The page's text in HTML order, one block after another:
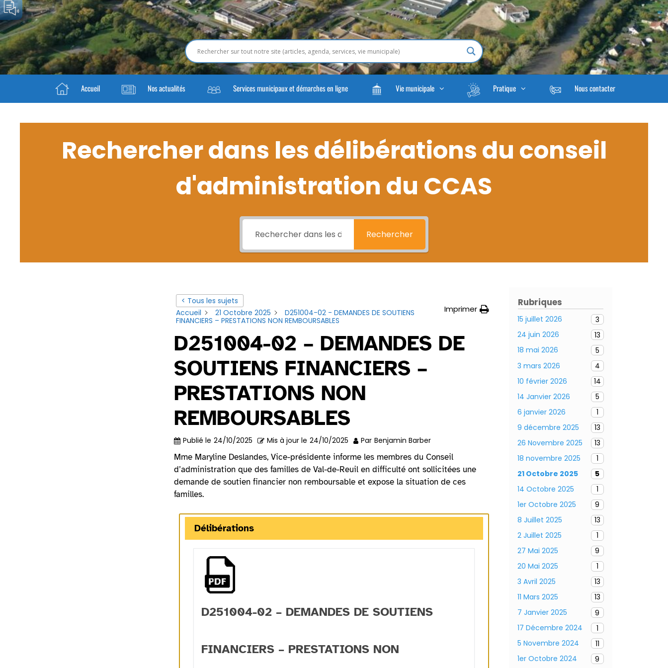
Accueil Nos actualités Services municipaux et démarches en ligne Vie municipale Pratique Nous contacter
Rechercher dans les délibérations du conseil
d'administration du CCAS
Rechercher
< Tous les sujets
Accueil
21 Octobre 2025
D251004-02 - DEMANDES DE SOUTIENS
FINANCIERS – PRESTATIONS NON REMBOURSABLES
Imprimer
D251004-02 – DEMANDES DE
SOUTIENS FINANCIERS –
PRESTATIONS NON
REMBOURSABLES
Publié le 24/10/2025 Mis à jour le 24/10/2025 Par Benjamin Barber
Mme Maryline Deslandes, Vice-présidente informe les membres du Conseil
d’administration que des familles de Val-de-Reuil en difficulté ont sollicitées une
demande de soutien financier non remboursable et expose la situation de ces
familles.
Délibérations
D251004-02 – DEMANDES DE SOUTIENS
FINANCIERS – PRESTATIONS NON
Rubriques
15 juillet 2026
3
24 juin 2026
13
18 mai 2026
5
3 mars 2026
4
10 février 2026
14
14 Janvier 2026
5
6 janvier 2026
1
9 décembre 2025
13
26 Novembre 2025
13
18 novembre 2025
1
21 Octobre 2025
5
14 Octobre 2025
1
1er Octobre 2025
9
8 Juillet 2025
13
2 Juillet 2025
1
27 Mai 2025
9
20 Mai 2025
1
3 Avril 2025
13
11 Mars 2025
13
7 Janvier 2025
9
17 Décembre 2024
1
5 Novembre 2024
11
1er Octobre 2024
9